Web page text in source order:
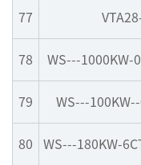
77
78 WS---1000KW-
79 WS---
80 WS---180KW-